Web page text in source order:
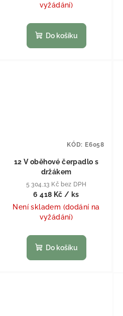
vyžádání)
Do košíku
12 V oběhové čerpadlo s
držákem
5 304,13 Kč bez DPH
6 418 Kč / ks
Není skladem (dodání na
vyžádání)
Do košíku
KÓD: E6058